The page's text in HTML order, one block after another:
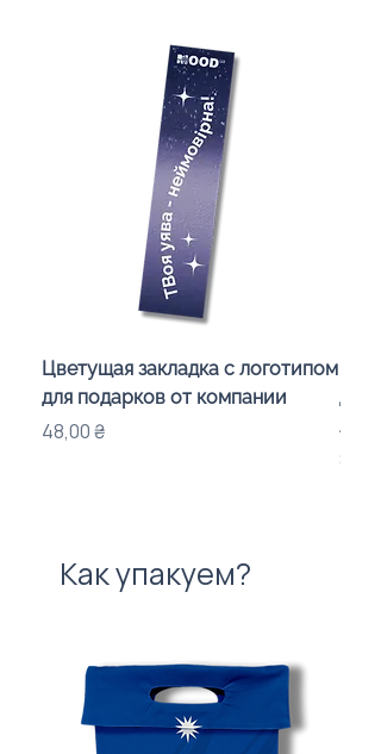
Цветущая закладка с логотипом
для подарков от компании
Цена
48,00 ₴
для
Цена
Как упакуем?